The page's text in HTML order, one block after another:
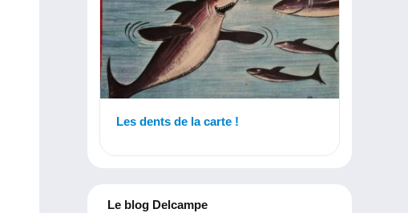
Les dents de la carte !
Le blog Delcampe